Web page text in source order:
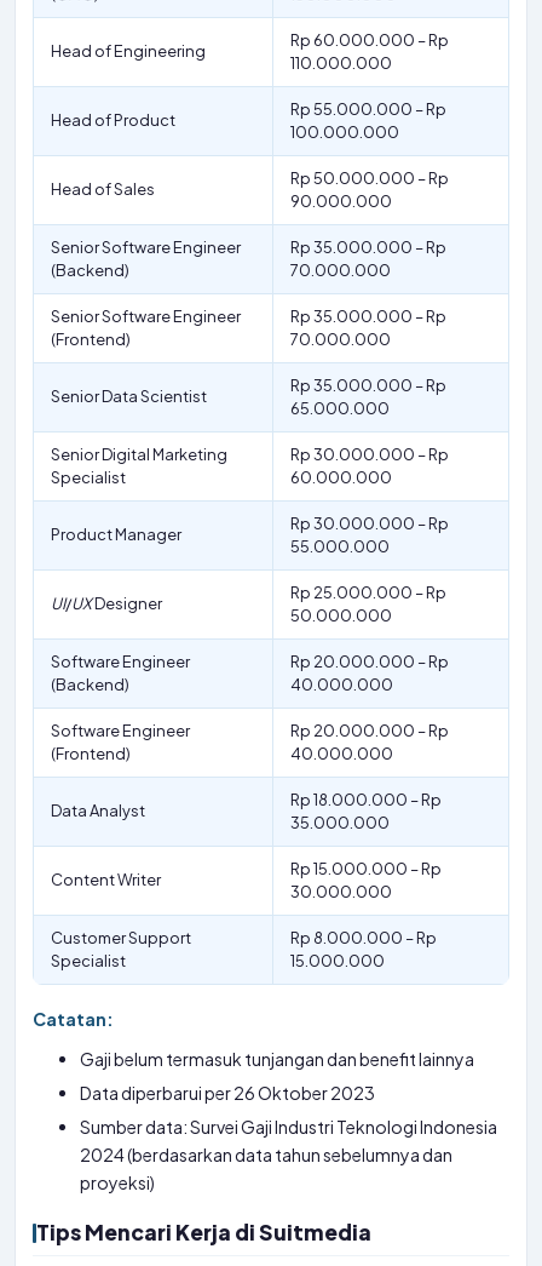
Head of Engineering
Rp 60.000.000 – Rp
110.000.000
Head of Product
Rp 55.000.000 – Rp
100.000.000
Head of Sales
Rp 50.000.000 – Rp
90.000.000
Senior Software Engineer
(Backend)
Rp 35.000.000 – Rp
70.000.000
Senior Software Engineer
(Frontend)
Rp 35.000.000 – Rp
70.000.000
Senior Data Scientist
Rp 35.000.000 – Rp
65.000.000
Senior Digital Marketing
Specialist
Rp 30.000.000 – Rp
60.000.000
Product Manager
Rp 30.000.000 – Rp
55.000.000
UI/UXDesigner
Rp 25.000.000 – Rp
50.000.000
Software Engineer
(Backend)
Rp 20.000.000 – Rp
40.000.000
Software Engineer
(Frontend)
Rp 20.000.000 – Rp
40.000.000
Data Analyst
Rp 18.000.000 – Rp
35.000.000
Content Writer
Rp 15.000.000 – Rp
30.000.000
Customer Support
Specialist
Rp 8.000.000 – Rp
15.000.000
Catatan:
Gaji belum termasuk tunjangan dan benefit lainnya
Data diperbarui per 26 Oktober 2023
Sumber data: Survei Gaji Industri Teknologi Indonesia
2024 (berdasarkan data tahun sebelumnya dan
proyeksi)
Tips Mencari Kerja di Suitmedia